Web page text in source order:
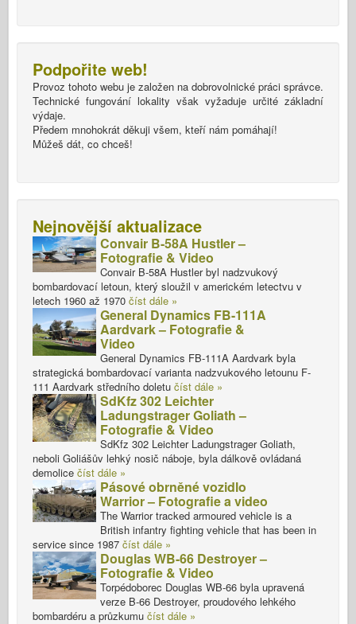
Podpořite web!
Provoz tohoto webu je založen na dobrovolnické práci správce.
Technické fungování lokality však vyžaduje určité základní
výdaje.
Předem mnohokrát děkuji všem, kteří nám pomáhají!
Můžeš dát, co chceš!
Nejnovější aktualizace
Convair B-58A Hustler –
Fotografie & Video
Convair B-58A Hustler byl nadzvukový
bombardovací letoun, který sloužil v americkém letectvu v
letech 1960 až 1970 číst dále »
General Dynamics FB-111A
Aardvark – Fotografie &
Video
General Dynamics FB-111A Aardvark byla
strategická bombardovací varianta nadzvukového letounu F-
111 Aardvark středního doletu číst dále »
SdKfz 302 Leichter
Ladungstrager Goliath –
Fotografie & Video
SdKfz 302 Leichter Ladungstrager Goliath,
neboli Goliášův lehký nosič náboje, byla dálkově ovládaná
demolice číst dále »
Pásové obrněné vozidlo
Warrior – Fotografie a video
The Warrior tracked armoured vehicle is a
British infantry fighting vehicle that has been in
service since 1987 číst dále »
Douglas WB-66 Destroyer –
Fotografie & Video
Torpédoborec Douglas WB-66 byla upravená
verze B-66 Destroyer, proudového lehkého
bombardéru a průzkumu číst dále »